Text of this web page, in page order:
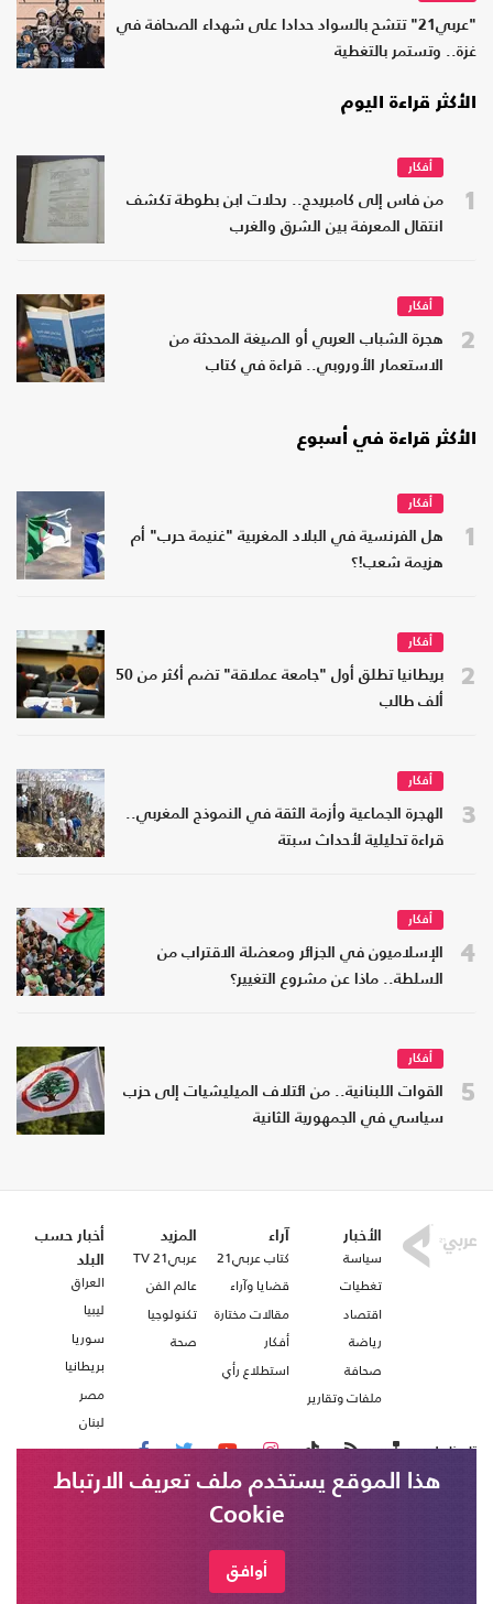
"عربي21" تتشح بالسواد حدادا على شهداء الصحافة في
غزة.. وتستمر بالتغطية
الأكثر قراءة اليوم
1
أفكار
من فاس إلى كامبريدج.. رحلات ابن بطوطة تكشف
انتقال المعرفة بين الشرق والغرب
2
أفكار
هجرة الشباب العربي أو الصيغة المحدثة من
الاستعمار الأوروبي.. قراءة في كتاب
الأكثر قراءة في أسبوع
1
أفكار
هل الفرنسية في البلاد المغربية "غنيمة حرب" أم
هزيمة شعب!؟
2
أفكار
بريطانيا تطلق أول "جامعة عملاقة" تضم أكثر من 50
ألف طالب
3
أفكار
الهجرة الجماعية وأزمة الثقة في النموذج المغربي..
قراءة تحليلية لأحداث سبتة
4
أفكار
الإسلاميون في الجزائر ومعضلة الاقتراب من
السلطة.. ماذا عن مشروع التغيير؟
5
أفكار
القوات اللبنانية.. من ائتلاف الميليشيات إلى حزب
سياسي في الجمهورية الثانية
الأخبار
سياسة
تغطيات
اقتصاد
رياضة
صحافة
ملفات وتقارير
آراء
كتاب عربي21
قضايا وآراء
مقالات مختارة
أفكار
استطلاع رأي
المزيد
عربي21 TV
عالم الفن
تكنولوجيا
صحة
أخبار حسب
البلد
العراق
ليبيا
سوريا
بريطانيا
مصر
لبنان
تابعنا على
هذا الموقع يستخدم ملف تعريف الارتباط
Cookie
أوافق